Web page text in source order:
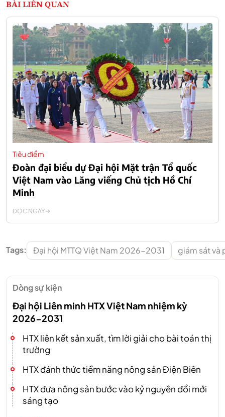
BÀI LIÊN QUAN
Tiêu điểm
Đoàn đại biểu dự Đại hội Mặt trận Tổ quốc
Việt Nam vào Lăng viếng Chủ tịch Hồ Chí
Minh
ĐỌC NGAY
Tags: Đại hội MTTQ Việt Nam 2026-2031 giám sát và
Dòng sự kiện
Đại hội Liên minh HTX Việt Nam nhiệm kỳ
2026-2031
HTX liên kết sản xuất, tìm lời giải cho bài toán thị
trường
HTX đánh thức tiềm năng nông sản Điện Biên
HTX đưa nông sản bước vào kỷ nguyên đổi mới
sáng tạo